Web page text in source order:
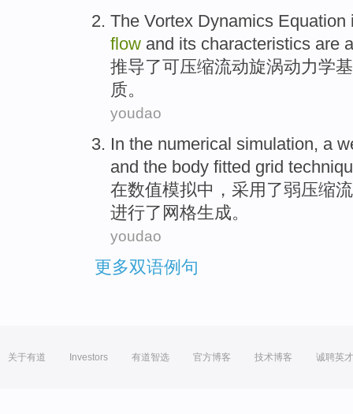
The Vortex Dynamics Equation
flow and its characteristics are
推导了可压缩流动旋涡动力学
质。
youdao
In the numerical simulation, a
and the body fitted grid
在数值模拟中， 采用了弱压缩
进行了 网格生成。
youdao
更多双语例句
关于有道 Investors 有道智选 官方博客 技术博客 诚聘英才